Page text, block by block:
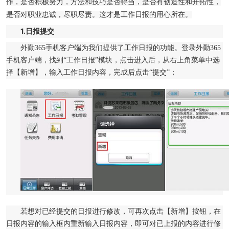
作，是否积极努力，方法和技巧是否得当，是否有创造性和开拓性，
是否对职业忠诚，尽职尽责。这才是工作日报的用心所在。
1.日报提交
外勤365手机客户端为我们提供了工作日报的功能。登录外勤365
手机客户端，找到“工作日报”模块，点击进入后，从右上角菜单中选
择【新增】，输入工作日报内容，完成后点击“提交”；
若想对已经提交的日报进行修改，可再次点击【新增】按钮，在
日报内容的输入框内重新输入日报内容，即可对已上报的内容进行修